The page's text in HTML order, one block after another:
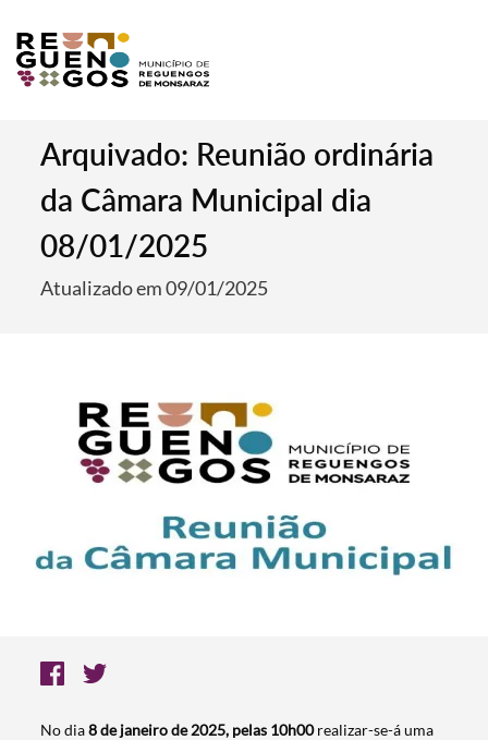
Arquivado: Reunião ordinária
da Câmara Municipal dia
08/01/2025
Atualizado em 09/01/2025
No dia8 de janeiro de 2025, pelas 10h00realizar-se-á uma